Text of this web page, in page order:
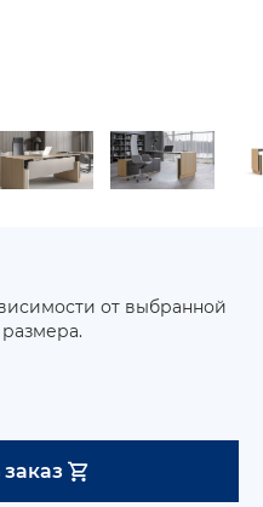
от выбранной